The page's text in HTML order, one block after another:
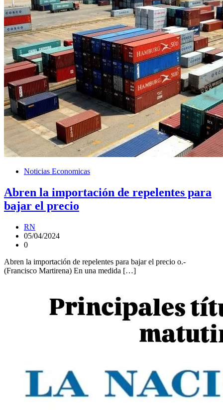
Noticias Economicas
Abren la importación de repelentes para
bajar el precio
RN
05/04/2024
0
Abren la importación de repelentes para bajar el precio o.-
(Francisco Martirena) En una medida […]